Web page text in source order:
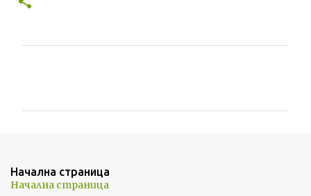
а
Начална страница
Начална страница